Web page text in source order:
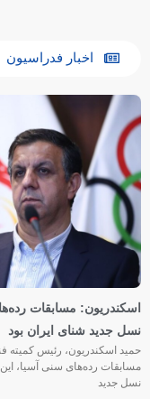
اخبار فدراسیون
اسکندریون: مسابقات
نسل جدید شنای ایران بود
حمید اسکندریون، رئیس کمیته
مسابقات رده‌های سنی آسیا،
نسل جدید